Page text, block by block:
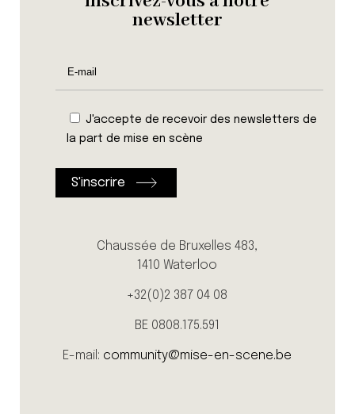
newsletter
J'accepte de recevoir des newsletters de
la part de mise en scène
Chaussée de Bruxelles 483,
1410 Waterloo
+32(0)2 387 04 08
BE 0808.175.591
E-mail: community@mise-en-scene.be